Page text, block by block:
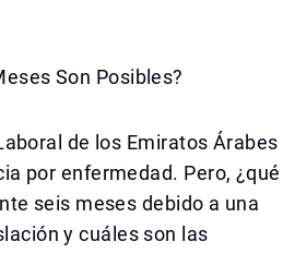
Son Posibles?
de los Emiratos Árabes
por enfermedad. Pero, ¿qué
seis meses debido a una
y cuáles son las